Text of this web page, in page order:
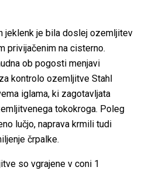
jeklenk je bila doslej ozemljitev
privijačenim na cisterno.
ob pogosti menjavi
kontrolo ozemljitve Stahl
iglama, ki zagotavljata
tokokroga. Poleg
lučjo, naprava krmili tudi
črpalke.
so vgrajene v coni 1